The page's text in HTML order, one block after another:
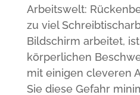
Arbeitswelt:
zu viel
Bildschirm arbeitet,
körperlichen
mit einigen cleveren
Sie diese Gefahr